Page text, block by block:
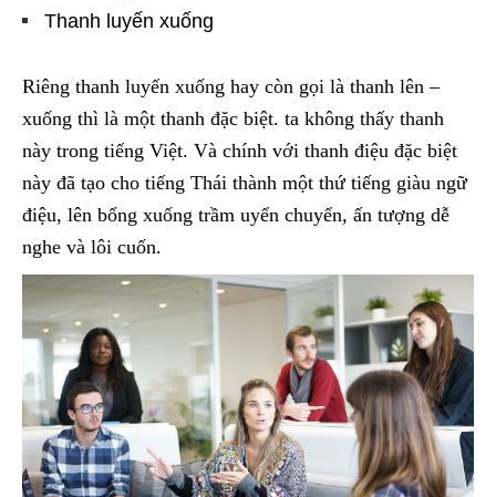
Thanh luyến xuống
Riêng thanh luyến xuống hay còn gọi là thanh lên –
xuống thì là một thanh đặc biệt. ta không thấy thanh
này trong tiếng Việt. Và chính với thanh điệu đặc biệt
này đã tạo cho tiếng Thái thành một thứ tiếng giàu ngữ
điệu, lên bổng xuống trầm uyển chuyển, ấn tượng dễ
nghe và lôi cuốn.